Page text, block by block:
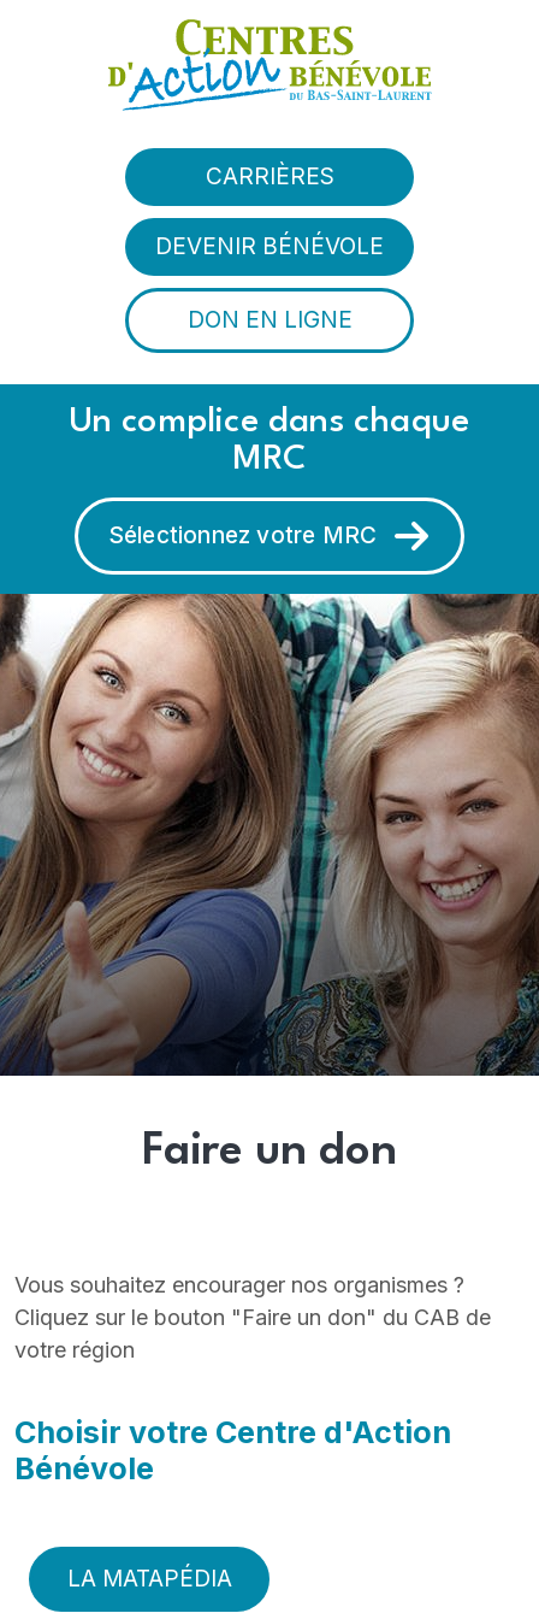
Aller au contenu principal
CARRIÈRES
DEVENIR BÉNÉVOLE
DON EN LIGNE
Un complice dans chaque
MRC
Sélectionnez votre MRC
Faire un don
Vous souhaitez encourager nos organismes ?
Cliquez sur le bouton "Faire un don" du CAB de
votre région
Choisir votre Centre d'Action
Bénévole
LA MATAPÉDIA